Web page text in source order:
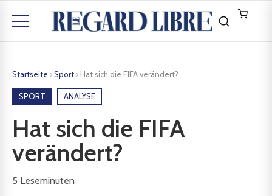
Startseite ›Sport › Hat sich die FIFA verändert?
SPORT ANALYSE
Hat sich die FIFA
verändert?
5 Leseminuten